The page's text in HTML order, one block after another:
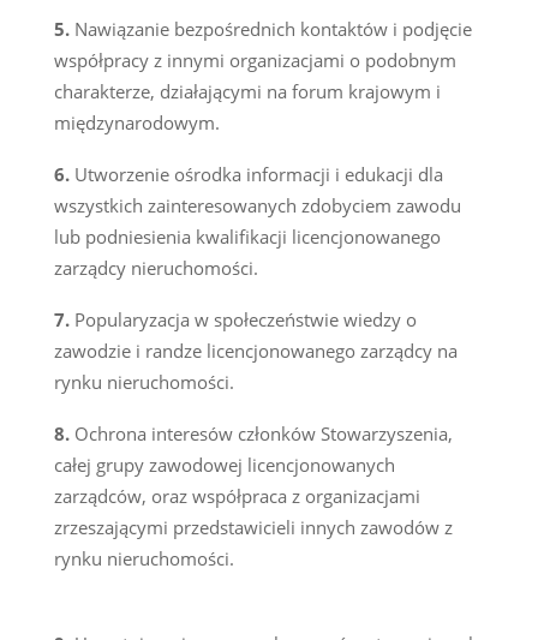
Nawiązanie bezpośrednich kontaktów i podjęcie
współpracy z innymi organizacjami o podobnym
charakterze, działającymi na forum krajowym i
międzynarodowym.
Utworzenie ośrodka informacji i edukacji dla
wszystkich zainteresowanych zdobyciem zawodu
lub podniesienia kwalifikacji licencjonowanego
zarządcy nieruchomości.
Popularyzacja w społeczeństwie wiedzy o
zawodzie i randze licencjonowanego zarządcy na
rynku nieruchomości.
Ochrona interesów członków Stowarzyszenia,
całej grupy zawodowej licencjonowanych
zarządców, oraz współpraca z organizacjami
zrzeszającymi przedstawicieli innych zawodów z
rynku nieruchomości.